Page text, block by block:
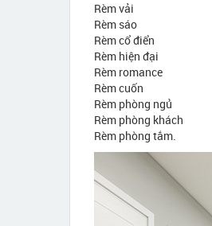
Rèm vải
Rèm sáo
Rèm cổ điển
Rèm hiện đại
Rèm romance
Rèm cuốn
Rèm phòng ngủ
Rèm phòng khách
Rèm phòng tắm.